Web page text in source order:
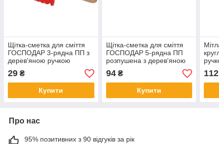
Щітка-сметка для сміття
ГОСПОДАР 3-рядна ПП з
дерев'яною ручкою
295х25х60 мм 14-5500
29 ₴
Купити
Щітка-сметка для сміття
ГОСПОДАР 5-рядна ПП
розпушена з дерев'яною
ручкою 430х40 мм 14-
6541
94₴
Купити
112
Про нас
95% позитивних з 90 відгуків за рік